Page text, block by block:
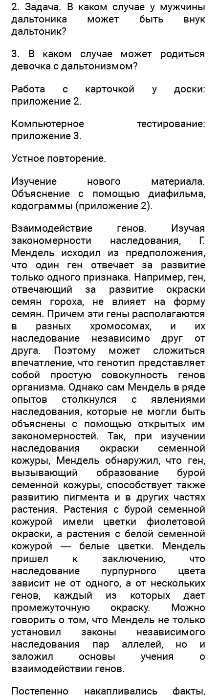
2. Задача. В каком случае у мужчины
дальтоника может быть внук
дальтоник?
3. В каком случае может родиться
девочка с дальтонизмом?
Работа с карточкой у доски:
приложение 2.
Компьютерное тестирование:
приложение 3.
Устное повторение.
Изучение нового материала.
Объяснение с помощью диафильма,
кодограммы (приложение 2).
Взаимодействие генов. Изучая
закономерности наследования, Г.
Мендель исходил из предположения,
что один ген отвечает за развитие
только одного признака. Например, ген,
отвечающий за развитие окраски
семян гороха, не влияет на форму
семян. Причем эти гены располагаются
в разных хромосомах, и их
наследование независимо друг от
друга. Поэтому может сложиться
впечатление, что генотип представляет
собой простую совокупность генов
организма. Однако сам Мендель в ряде
опытов столкнулся с явлениями
наследования, которые не могли быть
объяснены с помощью открытых им
закономерностей. Так, при изучении
наследования окраски семенной
кожуры, Мендель обнаружил, что ген,
вызывающий образование бурой
семенной кожуры, способствует также
развитию пигмента и в других частях
растения. Растения с бурой семенной
кожурой имели цветки фиолетовой
окраски, а растения с белой семенной
кожурой — белые цветки. Мендель
пришел к заключению, что
наследование пурпурного цвета
зависит не от одного, а от нескольких
генов, каждый из которых дает
промежуточную окраску. Можно
говорить о том, что Мендель не только
установил законы независимого
наследования пар аллелей, но и
заложил основы учения о
взаимодействии генов.
Постепенно накапливались факты,